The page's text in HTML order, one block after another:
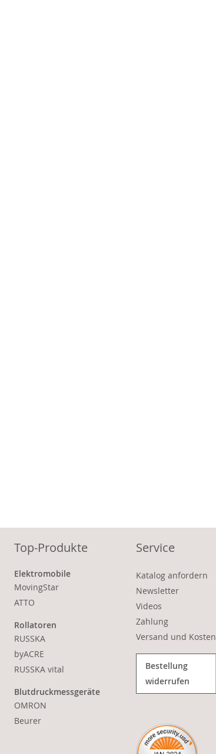
Top-Produkte
Elektromobile
MovingStar
ATTO
Rollatoren
RUSSKA
byACRE
RUSSKA vital
Blutdruckmessgeräte
OMRON
Beurer
Service
Katalog anfordern
Newsletter
Videos
Zahlung
Versand und Kosten
Bestellung
widerrufen